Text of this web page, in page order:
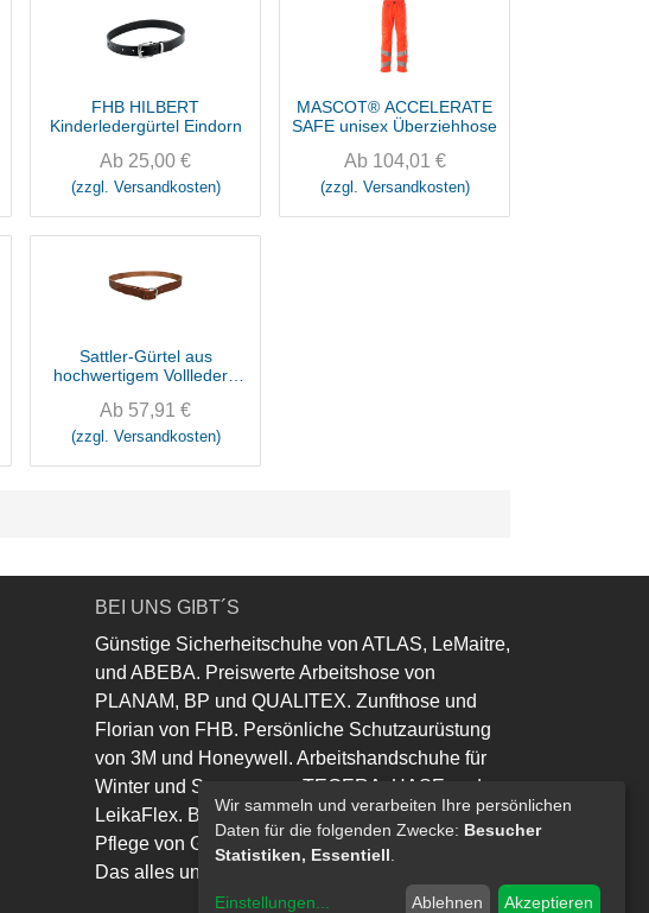
FHB HILBERT
Kinderledergürtel Eindorn
Ab 25,00 €
(zzgl. Versandkosten)
MASCOT® ACCELERATE
SAFE unisex Überziehhose
Ab 104,01 €
(zzgl. Versandkosten)
Sattler-Gürtel aus
hochwertigem Vollleder -
Ab 57,91 €
(zzgl. Versandkosten)
BEI UNS GIBT´S
Günstige Sicherheitschuhe von ATLAS, LeMaitre,
und ABEBA. Preiswerte Arbeitshose von
PLANAM, BP und QUALITEX. Zunfthose und
Florian von FHB. Persönliche Schutzaurüstung
von 3M und Honeywell. Arbeitshandschuhe für
Winter und Sommer von TEGERA, HASE und
LeikaFlex. Berufsbekleidung für Gastro und
Pflege von Greiff und Leiber.
Das alles und noch viel mehr......
Wir sammeln und verarbeiten Ihre persönlichen
Daten für die folgenden Zwecke: Besucher
Statistiken, Essentiell
Einstellungen... Ablehnen Akzeptieren